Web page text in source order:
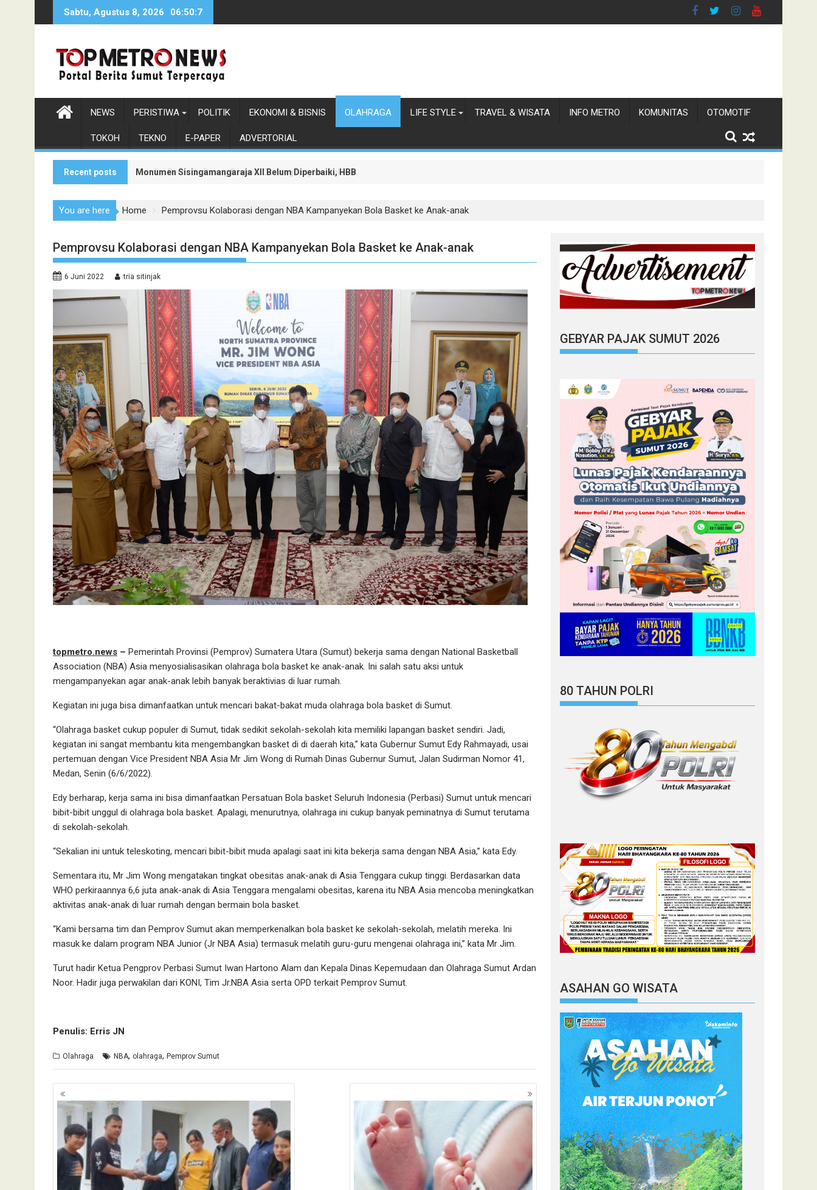
Sabtu, Agustus 8, 2026 06:50:9
NEWS PERISTIWA POLITIK EKONOMI & BISNIS OLAHRAGA LIFE STYLE TRAVEL & WISATA INFO METRO KOMUNITAS OTOMOTIF
TOKOH TEKNO E-PAPER ADVERTORIAL
Recent posts Monumen Sisingamangaraja XII Belum Diperbaiki, HBB Ajak Orang Batak Menyikapi Ketidakperdulian Pemerintah
Pendiri Beranda Ruang Diskusi Dorong Negara Buka Dialog dalam Penyelesaian BLBI
You are here Home Pemprovsu Kolaborasi dengan NBA Kampanyekan Bola Basket ke Anak-anak
Pemprovsu Kolaborasi dengan NBA Kampanyekan Bola Basket ke Anak-anak
6 Juni 2022 tria sitinjak
topmetro.news – Pemerintah Provinsi (Pemprov) Sumatera Utara (Sumut) bekerja sama dengan National Basketball
Association (NBA) Asia menyosialisasikan olahraga bola basket ke anak-anak. Ini salah satu aksi untuk
mengampanyekan agar anak-anak lebih banyak beraktivias di luar rumah.
Kegiatan ini juga bisa dimanfaatkan untuk mencari bakat-bakat muda olahraga bola basket di Sumut.
“Olahraga basket cukup populer di Sumut, tidak sedikit sekolah-sekolah kita memiliki lapangan basket sendiri. Jadi,
kegiatan ini sangat membantu kita mengembangkan basket di di daerah kita,” kata Gubernur Sumut Edy Rahmayadi, usai
pertemuan dengan Vice President NBA Asia Mr Jim Wong di Rumah Dinas Gubernur Sumut, Jalan Sudirman Nomor 41,
Medan, Senin (6/6/2022).
Edy berharap, kerja sama ini bisa dimanfaatkan Persatuan Bola basket Seluruh Indonesia (Perbasi) Sumut untuk mencari
bibit-bibit unggul di olahraga bola basket. Apalagi, menurutnya, olahraga ini cukup banyak peminatnya di Sumut terutama
di sekolah-sekolah.
“Sekalian ini untuk teleskoting, mencari bibit-bibit muda apalagi saat ini kita bekerja sama dengan NBA Asia,” kata Edy.
Sementara itu, Mr Jim Wong mengatakan tingkat obesitas anak-anak di Asia Tenggara cukup tinggi. Berdasarkan data
WHO perkiraannya 6,6 juta anak-anak di Asia Tenggara mengalami obesitas, karena itu NBA Asia mencoba meningkatkan
aktivitas anak-anak di luar rumah dengan bermain bola basket.
“Kami bersama tim dan Pemprov Sumut akan memperkenalkan bola basket ke sekolah-sekolah, melatih mereka. Ini
masuk ke dalam program NBA Junior (Jr NBA Asia) termasuk melatih guru-guru mengenai olahraga ini,” kata Mr Jim.
Turut hadir Ketua Pengprov Perbasi Sumut Iwan Hartono Alam dan Kepala Dinas Kepemudaan dan Olahraga Sumut Ardan
Noor. Hadir juga perwakilan dari KONI, Tim Jr.NBA Asia serta OPD terkait Pemprov Sumut.
Penulis: Erris JN
Olahraga NBA, olahraga, Pemprov Sumut
Navigasi
pos
GEBYAR PAJAK SUMUT 2026
80 TAHUN POLRI
ASAHAN GO WISATA